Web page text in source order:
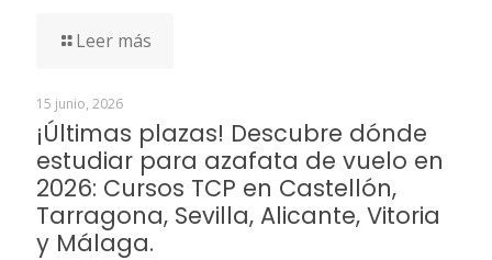
Leer más
15 junio, 2026
¡Últimas plazas! Descubre dónde
estudiar para azafata de vuelo en
2026: Cursos TCP en Castellón,
Tarragona, Sevilla, Alicante, Vitoria
y Málaga.